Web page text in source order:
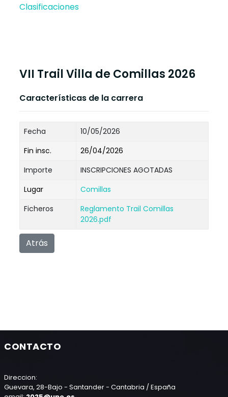
Clasificaciones
VII Trail Villa de Comillas 2026
Características de la carrera
Fecha
10/05/2026
Fin insc.
26/04/2026
Importe
INSCRIPCIONES AGOTADAS
Lugar
Comillas
Ficheros
Reglamento Trail Comillas
2026.pdf
Atrás
CONTACTO
Direccion:
Guevara, 28-Bajo - Santander - Cantabria / España